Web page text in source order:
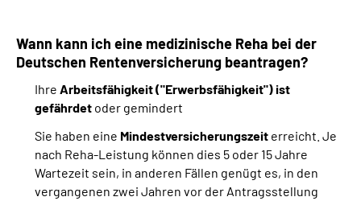
Mein Kundenportal
Wann kann ich eine medizinische Reha bei der
Deutschen Rentenversicherung beantragen?
Ihre Arbeitsfähigkeit ("Erwerbsfähigkeit") ist
gefährdet oder gemindert
Sie haben eine Mindestversicherungszeit erreicht. Je
nach Reha-Leistung können dies 5 oder 15 Jahre
Wartezeit sein, in anderen Fällen genügt es, in den
vergangenen zwei Jahren vor der Antragsstellung